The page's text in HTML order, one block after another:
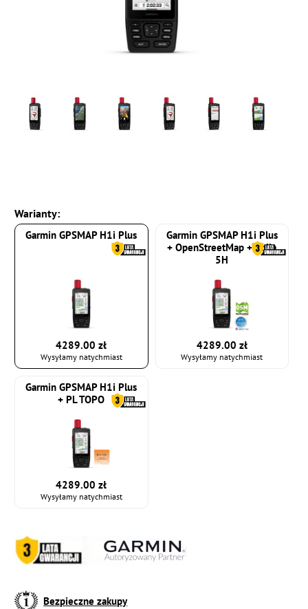
Warianty:
Garmin GPSMAP H1i Plus
4289.00 zł
Wysyłamy natychmiast
Garmin GPSMAP H1i Plus
+ OpenStreetMap + Folia
5H
4289.00 zł
Wysyłamy natychmiast
Garmin GPSMAP H1i Plus
+ PL TOPO
4289.00 zł
Wysyłamy natychmiast
Bezpieczne zakupy